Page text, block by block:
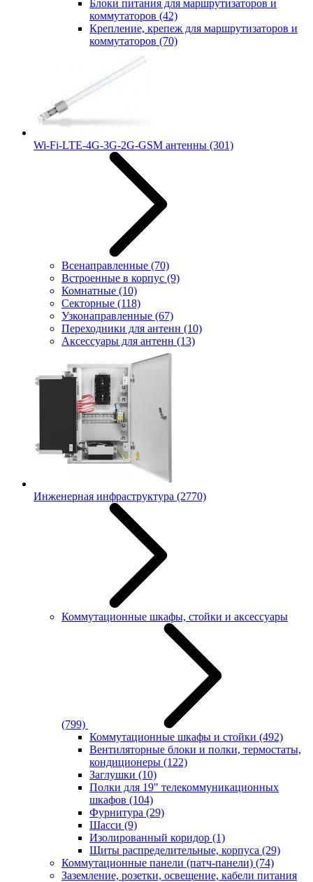
Блоки питания для маршрутизаторов и
коммутаторов (42)
Крепление, крепеж для маршрутизаторов и
коммутаторов (70)
Wi-Fi-LTE-4G-3G-2G-GSM антенны (301)
Всенаправленные (70)
Встроенные в корпус (9)
Комнатные (10)
Секторные (118)
Узконаправленные (67)
Переходники для антенн (10)
Аксессуары для антенн (13)
Инженерная инфраструктура (2770)
Коммутационные шкафы, стойки и аксессуары
(799)
Коммутационные шкафы и стойки (492)
Вентиляторные блоки и полки, термостаты,
кондиционеры (122)
Заглушки (10)
Полки для 19" телекоммуникационных
шкафов (104)
Фурнитура (29)
Шасси (9)
Изолированный коридор (1)
Щиты распределительные, корпуса (29)
Коммутационные панели (патч-панели) (74)
Заземление, розетки, освещение, кабели питания